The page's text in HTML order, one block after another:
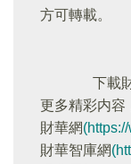
方可轉載。
下載
更多精彩内容
財華網
財華智庫網